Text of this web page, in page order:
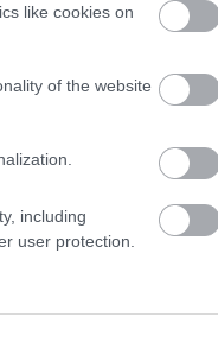
like cookies on
of the website
including
user protection.